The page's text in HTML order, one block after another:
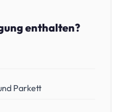
enthalten?
Parkett